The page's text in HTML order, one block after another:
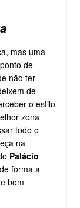
mas uma
de
não ter
de
o estilo
zona
todo o
na
Palácio
forma a
bom